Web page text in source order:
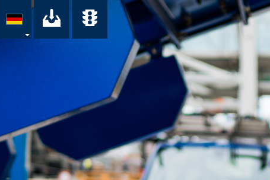
Ihr Download-Center der HPA
Übersicht aller